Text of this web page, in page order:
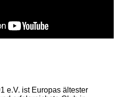
e.V. ist Europas ältester